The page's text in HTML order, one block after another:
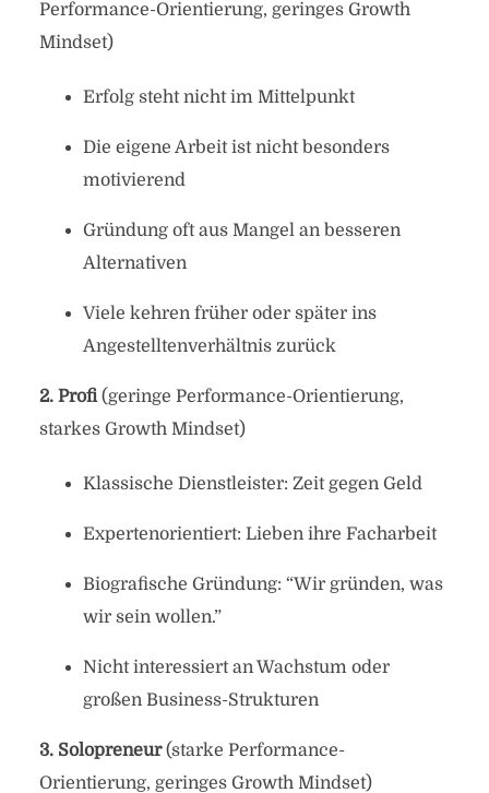
Performance-Orientierung, geringes Growth
Mindset)
Erfolg steht nicht im Mittelpunkt
Die eigene Arbeit ist nicht besonders
motivierend
Gründung oft aus Mangel an besseren
Alternativen
Viele kehren früher oder später ins
Angestelltenverhältnis zurück
2. Profi(geringe Performance-Orientierung,
starkes Growth Mindset)
Klassische Dienstleister: Zeit gegen Geld
Expertenorientiert: Lieben ihre Facharbeit
Biografische Gründung: “Wir gründen, was
wir sein wollen.”
Nicht interessiert an Wachstum oder
großen Business-Strukturen
3. Solopreneur(starke Performance-
Orientierung, geringes Growth Mindset)